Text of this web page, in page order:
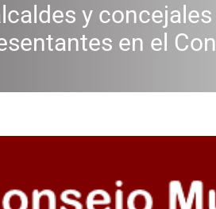
y
en el